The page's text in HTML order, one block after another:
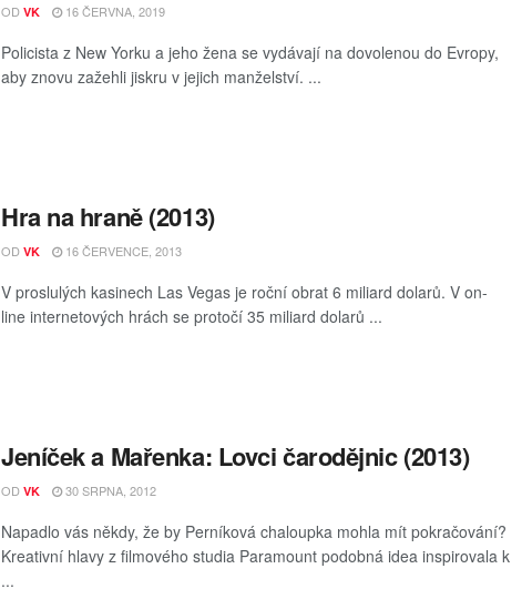
OD VK 16 ČERVNA, 2019
Policista z New Yorku a jeho žena se vydávají na dovolenou do Evropy,
aby znovu zažehli jiskru v jejich manželství. ...
Hra na hraně (2013)
OD VK 16 ČERVENCE, 2013
V proslulých kasinech Las Vegas je roční obrat 6 miliard dolarů. V on-
line internetových hrách se protočí 35 miliard dolarů ...
Jeníček a Mařenka: Lovci čarodějnic (2013)
OD VK 30 SRPNA, 2012
Napadlo vás někdy, že by Perníková chaloupka mohla mít pokračování?
Kreativní hlavy z filmového studia Paramount podobná idea inspirovala k
...